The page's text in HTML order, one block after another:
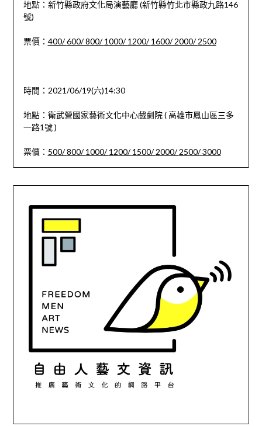
地點：新竹縣政府文化局演藝廳 (新竹縣竹北市縣政九路146
號)
票價： 400/600/800/1000/1200/1600/2000/2500
時間：2021/06/19(六)14:30
地點：衛武營國家藝術文化中心戲劇院 ( 高雄市鳳山區三多
一路1號 )
票價： 500/800/1000/1200/1500/2000/2500/3000